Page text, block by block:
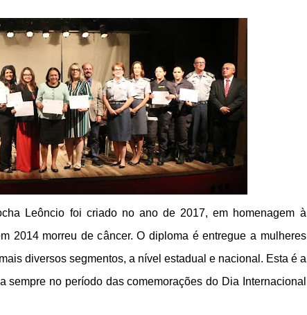
Leôncio foi criado no ano de 2017, em homenagem à
2014 morreu de câncer. O diploma é entregue a mulheres
diversos segmentos, a nível estadual e nacional. Esta é a
no período das comemorações do Dia Internacional